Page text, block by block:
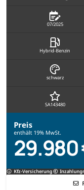
07/2025
Hybrid-Benzin
schwarz
SA143480
Preis
enthält 19% MwSt.
29.980
Kfz-Versicherung